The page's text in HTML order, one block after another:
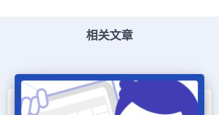
相关文章